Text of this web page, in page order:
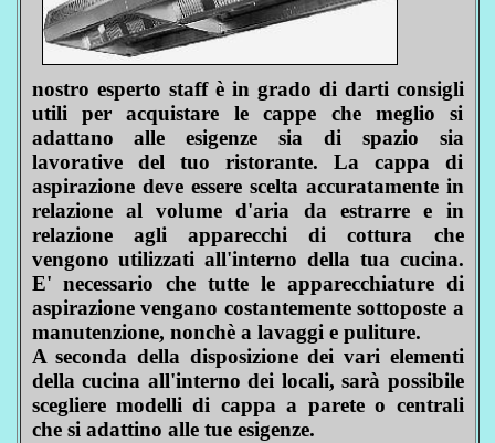
nostro esperto staff è in grado di darti consigli
utili per acquistare le cappe che meglio si
adattano alle esigenze sia di spazio sia
lavorative del tuo ristorante. La cappa di
aspirazione deve essere scelta accuratamente in
relazione al volume d'aria da estrarre e in
relazione agli apparecchi di cottura che
vengono utilizzati all'interno della tua cucina.
E' necessario che tutte le apparecchiature di
aspirazione vengano costantemente sottoposte a
manutenzione, nonchè a lavaggi e puliture.
A seconda della disposizione dei vari elementi
della cucina all'interno dei locali, sarà possibile
scegliere modelli di cappa a parete o centrali
che si adattino alle tue esigenze.